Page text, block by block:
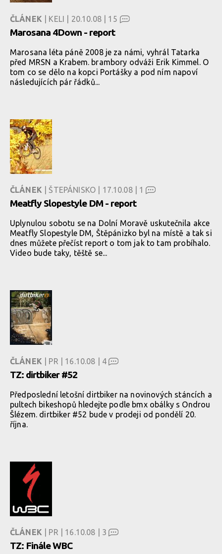
ČLÁNEK | KELI | 20.10.08 | 15
Marosana 4Down - report
Marosana léta páně 2008 je za námi, vyhrál Tatarka
před MRSN a Krabem. brambory odváži Erik Kimmel. O
tom co se dělo na kopci Portášky a pod ním napoví
následujících pár řádků...
ČLÁNEK | ŠTEPÁNISKO | 17.10.08 | 1
Meatfly Slopestyle DM - report
Uplynulou sobotu se na Dolní Moravě uskutečnila akce
Meatfly Slopestyle DM, Štěpánizko byl na místě a tak si
dnes můžete přečíst report o tom jak to tam probíhalo.
Video bude taky, těště se...
ČLÁNEK | PR | 16.10.08 | 4
TZ: dirtbiker #52
Předposlední letošní dirtbiker na novinových stáncích a
pultech bikeshopů hledejte podle bmx obálky s Ondrou
Šlézem. dirtbiker #52 bude v prodeji od pondělí 20.
října.
ČLÁNEK | PR | 16.10.08 | 3
TZ: Finále WBC